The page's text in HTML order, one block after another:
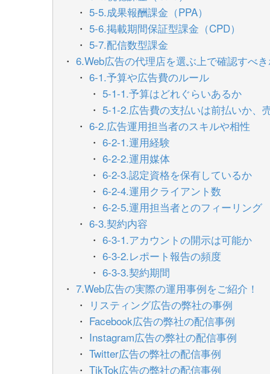
5-5.成果報酬課金（PPA）
5-6.掲載期間保証型課金（CPD）
5-7.配信数型課金
6.Web広告の代理店を選ぶ上で確認すべき
6-1.予算や広告費のルール
5-1-1.予算はどれぐらいあるか
5-1-2.広告費の支払いは前払いか、
6-2.広告運用担当者のスキルや相性
6-2-1.運用経験
6-2-2.運用媒体
6-2-3.認定資格を保有しているか
6-2-4.運用クライアント数
6-2-5.運用担当者とのフィーリング
6-3.契約内容
6-3-1.アカウントの開示は可能か
6-3-2.レポート報告の頻度
6-3-3.契約期間
7.Web広告の実際の運用事例をご紹介！
リスティング広告の弊社の事例
Facebook広告の弊社の配信事例
Instagram広告の弊社の配信事例
Twitter広告の弊社の配信事例
TikTok広告の弊社の配信事例